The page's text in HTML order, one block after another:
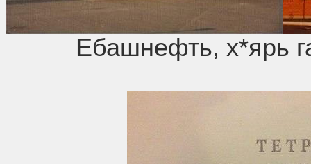
Ебашнефть, х*ярь